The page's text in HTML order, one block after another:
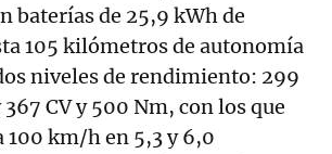
baterías de 25,9 kWh de
105 kilómetros de autonomía
niveles de rendimiento: 299
CV y 500 Nm, con los que
100 km/h en 5,3 y 6,0